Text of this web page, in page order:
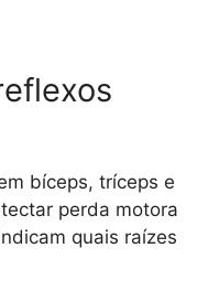
bíceps, tríceps e
perda motora
quais raízes